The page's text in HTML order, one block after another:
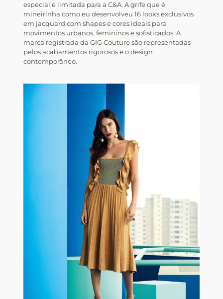
especial e limitada para a C&A. A grife que é
mineirinha como eu desenvolveu 16 looks exclusivos
em jacquard com shapes e cores ideais para
movimentos urbanos, femininos e sofisticados. A
marca registrada da GIG Couture são representadas
pelos acabamentos rigorosos e o design
contemporâneo.